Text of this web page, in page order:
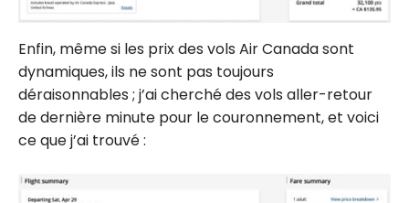
Enfin, même si les prix des vols Air Canada sont
dynamiques, ils ne sont pas toujours
déraisonnables ; j’ai cherché des vols aller-retour
de dernière minute pour le couronnement, et voici
ce que j’ai trouvé :